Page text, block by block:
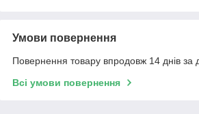
Умови повернення
Повернення товару впродовж 14 днів за
Всі умови повернення